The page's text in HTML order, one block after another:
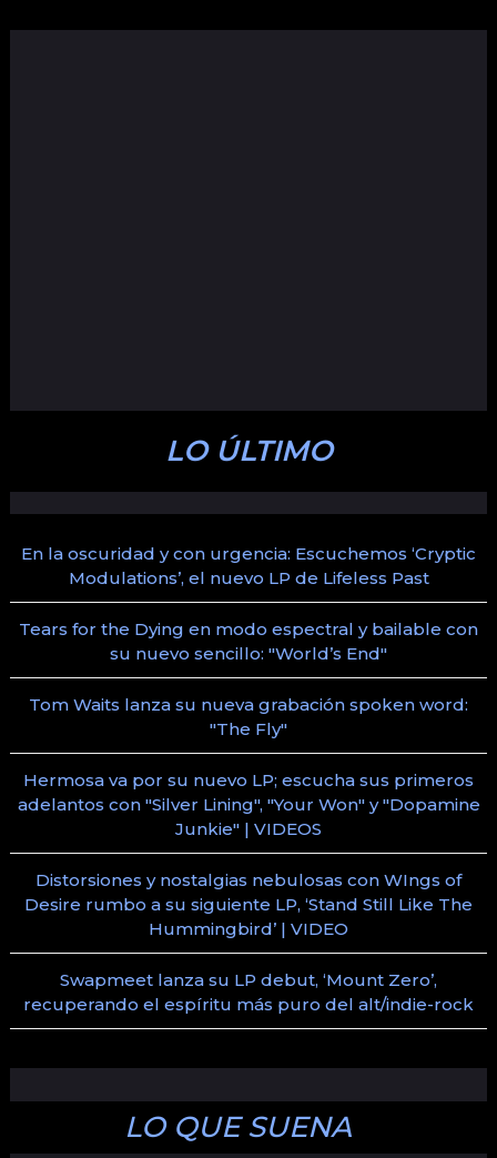
LO ÚLTIMO
En la oscuridad y con urgencia: Escuchemos ‘Cryptic
Modulations’, el nuevo LP de Lifeless Past
Tears for the Dying en modo espectral y bailable con
su nuevo sencillo: "World’s End"
Tom Waits lanza su nueva grabación spoken word:
"The Fly"
Hermosa va por su nuevo LP; escucha sus primeros
adelantos con "Silver Lining", "Your Won" y "Dopamine
Junkie" | VIDEOS
Distorsiones y nostalgias nebulosas con WIngs of
Desire rumbo a su siguiente LP, ‘Stand Still Like The
Hummingbird’ | VIDEO
Swapmeet lanza su LP debut, ‘Mount Zero’,
recuperando el espíritu más puro del alt/indie-rock
LO QUE SUENA